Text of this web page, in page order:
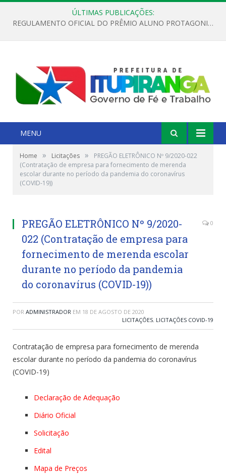
ÚLTIMAS PUBLICAÇÕES:
REGULAMENTO OFICIAL DO PRÊMIO ALUNO PROTAGONISTA – EDIÇÃO 2026
MENU
Home » Licitações »
PREGÃO ELETRÔNICO Nº 9/2020-022
(Contratação de empresa para fornecimento de merenda
escolar durante no período da pandemia do coronavírus
(COVID-19))
PREGÃO ELETRÔNICO Nº 9/2020-
022 (Contratação de empresa para
fornecimento de merenda escolar
durante no período da pandemia
do coronavírus (COVID-19))
0
POR ADMINISTRADOR EM 18 DE AGOSTO DE 2020
LICITAÇÕES, LICITAÇÕES COVID-19
Contratação de empresa para fornecimento de merenda
escolar durante no período da pandemia do coronavírus
(COVID-19)
Declaração de Adequação
Diário Oficial
Solicitação
Edital
Mapa de Preços